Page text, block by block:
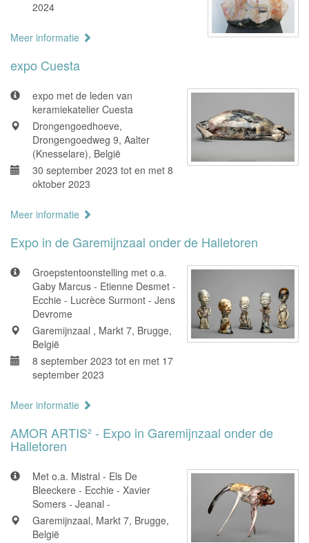
2024
Meer informatie
expo Cuesta
expo met de leden van
keramiekatelier Cuesta
Drongengoedhoeve,
Drongengoedweg 9, Aalter
(Knesselare), België
30 september 2023 tot en met 8
oktober 2023
Meer informatie
Expo in de Garemijnzaal onder de Halletoren
Groepstentoonstelling met o.a.
Gaby Marcus - Etienne Desmet -
Ecchie - Lucrèce Surmont - Jens
Devrome
Garemijnzaal , Markt 7, Brugge,
België
8 september 2023 tot en met 17
september 2023
Meer informatie
AMOR ARTIS² - Expo in Garemijnzaal onder de
Halletoren
Met o.a. Mistral - Els De
Bleeckere - Ecchie - Xavier
Somers - Jeanal -
Garemijnzaal, Markt 7, Brugge,
België